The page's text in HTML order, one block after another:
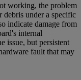
working, the problem
debris under a specific
indicate damage from
internal
issue, but persistent
fault that may